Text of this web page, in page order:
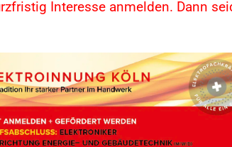
Interesse anmelden. Dann